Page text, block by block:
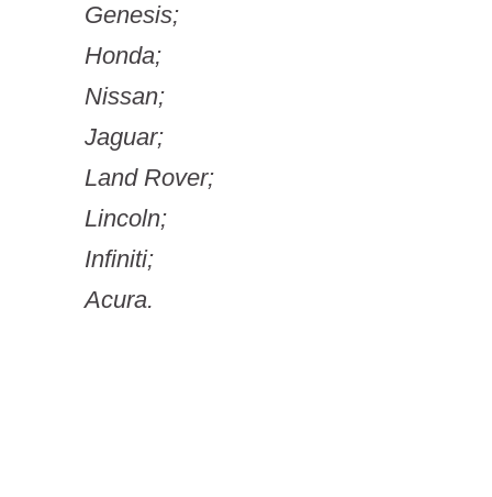
Genesis;
Honda;
Nissan;
Jaguar;
Land Rover;
Lincoln;
Infiniti;
Acura.